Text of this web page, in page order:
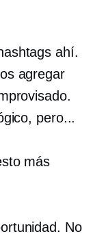
ahí.
agregar
pero...
más
No